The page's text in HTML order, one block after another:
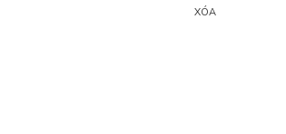
XÓA